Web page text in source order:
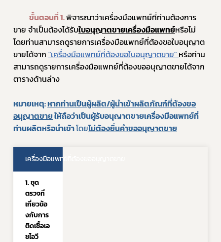
ขั้นตอนที่ 1.พิจารณาว่าเครื่องมือแพทย์ที่ท่านต้องการ
ขาย จำเป็นต้องได้รับใบอนุญาตขายเครื่องมือแพทย์หรือไม่
โดยท่านสามารถดูรายการเครื่องมือแพทย์ที่ต้องขอใบอนุญาต
ขายได้จาก "เครื่องมือแพทย์ที่ต้องขอใบอนุญาตขาย" หรือท่าน
สามารถดูรายการเครื่องมือแพทย์ที่ต้องขออนุญาตขายได้จาก
ตารางด้านล่าง
หมายเหตุ: หากท่านเป็นผู้ผลิต/ผู้นำเข้าผลิตภัณฑ์ที่ต้องขอ
อนุญาตขาย ให้ถือว่าเป็นผู้รับอนุญาตขายเครื่องมือแพทย์ที่
ท่านผลิตหรือนำเข้า โดยไม่ต้องยื่นคำขออนุญาตขาย
เครื่องมือแพทย์ที่ต้องขออนุญาตขาย
1. ชุด
ตรวจที่
เกี่ยวข้อ
งกับการ
ติดเชื้อเอ
ชไอวี